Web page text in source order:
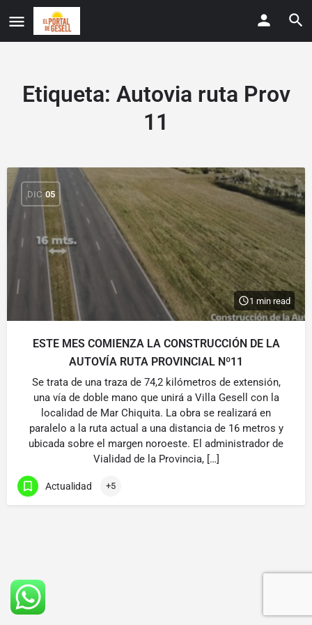
Etiqueta: Autovia ruta Prov
11
DIC 05
1 min read
ESTE MES COMIENZA LA CONSTRUCCIÓN DE LA
AUTOVÍA RUTA PROVINCIAL Nº11
Se trata de una traza de 74,2 kilómetros de extensión,
una vía de doble mano que unirá a Villa Gesell con la
localidad de Mar Chiquita. La obra se realizará en
paralelo a la ruta actual a una distancia de 16 metros y
ubicada sobre el margen noroeste. El administrador de
Vialidad de la Provincia, […]
Actualidad +5